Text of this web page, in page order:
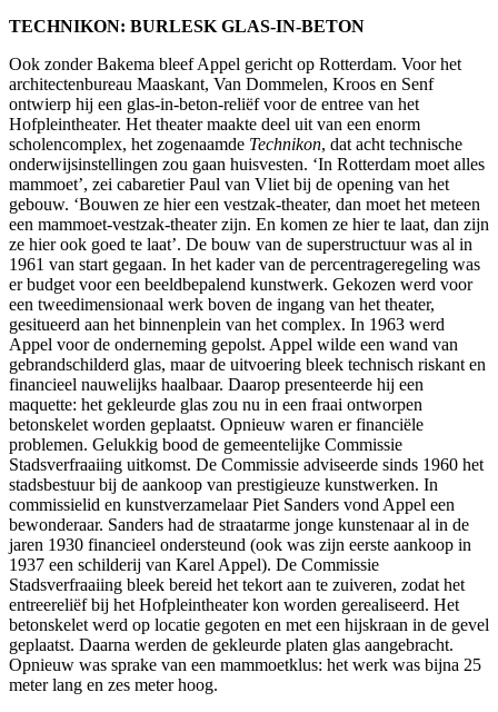
TECHNIKON: BURLESK GLAS-IN-BETON
Ook zonder Bakema bleef Appel gericht op Rotterdam. Voor het
architectenbureau Maaskant, Van Dommelen, Kroos en Senf
ontwierp hij een glas-in-beton-reliëf voor de entree van het
Hofpleintheater. Het theater maakte deel uit van een enorm
scholencomplex, het zogenaamde Technikon, dat acht technische
onderwijsinstellingen zou gaan huisvesten. ‘In Rotterdam moet alles
mammoet’, zei cabaretier Paul van Vliet bij de opening van het
gebouw. ‘Bouwen ze hier een vestzak-theater, dan moet het meteen
een mammoet-vestzak-theater zijn. En komen ze hier te laat, dan zijn
ze hier ook goed te laat’. De bouw van de superstructuur was al in
1961 van start gegaan. In het kader van de percentrageregeling was
er budget voor een beeldbepalend kunstwerk. Gekozen werd voor
een tweedimensionaal werk boven de ingang van het theater,
gesitueerd aan het binnenplein van het complex. In 1963 werd
Appel voor de onderneming gepolst. Appel wilde een wand van
gebrandschilderd glas, maar de uitvoering bleek technisch riskant en
financieel nauwelijks haalbaar. Daarop presenteerde hij een
maquette: het gekleurde glas zou nu in een fraai ontworpen
betonskelet worden geplaatst. Opnieuw waren er financiële
problemen. Gelukkig bood de gemeentelijke Commissie
Stadsverfraaiing uitkomst. De Commissie adviseerde sinds 1960 het
stadsbestuur bij de aankoop van prestigieuze kunstwerken. In
commissielid en kunstverzamelaar Piet Sanders vond Appel een
bewonderaar. Sanders had de straatarme jonge kunstenaar al in de
jaren 1930 financieel ondersteund (ook was zijn eerste aankoop in
1937 een schilderij van Karel Appel). De Commissie
Stadsverfraaiing bleek bereid het tekort aan te zuiveren, zodat het
entreereliëf bij het Hofpleintheater kon worden gerealiseerd. Het
betonskelet werd op locatie gegoten en met een hijskraan in de gevel
geplaatst. Daarna werden de gekleurde platen glas aangebracht.
Opnieuw was sprake van een mammoetklus: het werk was bijna 25
meter lang en zes meter hoog.